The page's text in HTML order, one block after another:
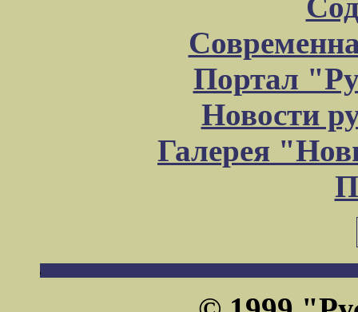
Портал
Новости
Галерея